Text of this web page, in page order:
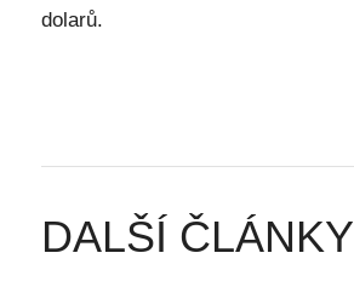
dolarů.
DALŠÍ ČLÁNKY